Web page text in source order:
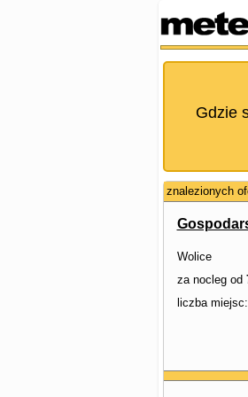
Gdzie
znalezionych
Wolice
za nocleg od
liczba miejsc: